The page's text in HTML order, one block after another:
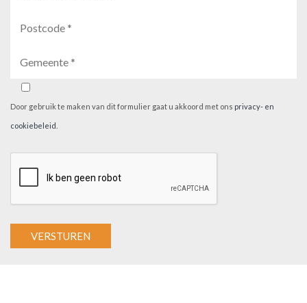
Door gebruik te maken van dit formulier gaat u akkoord met ons privacy- en
cookiebeleid